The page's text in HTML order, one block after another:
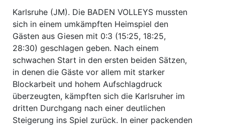
Karlsruhe (JM). Die BADEN VOLLEYS mussten
sich in einem umkämpften Heimspiel den
Gästen aus Giesen mit 0:3 (15:25, 18:25,
28:30) geschlagen geben. Nach einem
schwachen Start in den ersten beiden Sätzen,
in denen die Gäste vor allem mit starker
Blockarbeit und hohem Aufschlagdruck
überzeugten, kämpften sich die Karlsruher im
dritten Durchgang nach einer deutlichen
Steigerung ins Spiel zurück. In einer packenden